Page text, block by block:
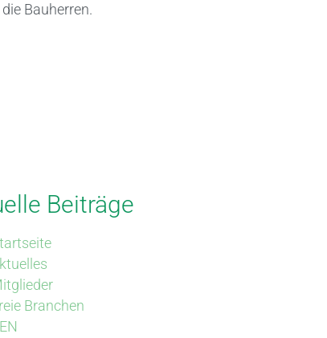
Bauherren.
Beiträge
Branchen